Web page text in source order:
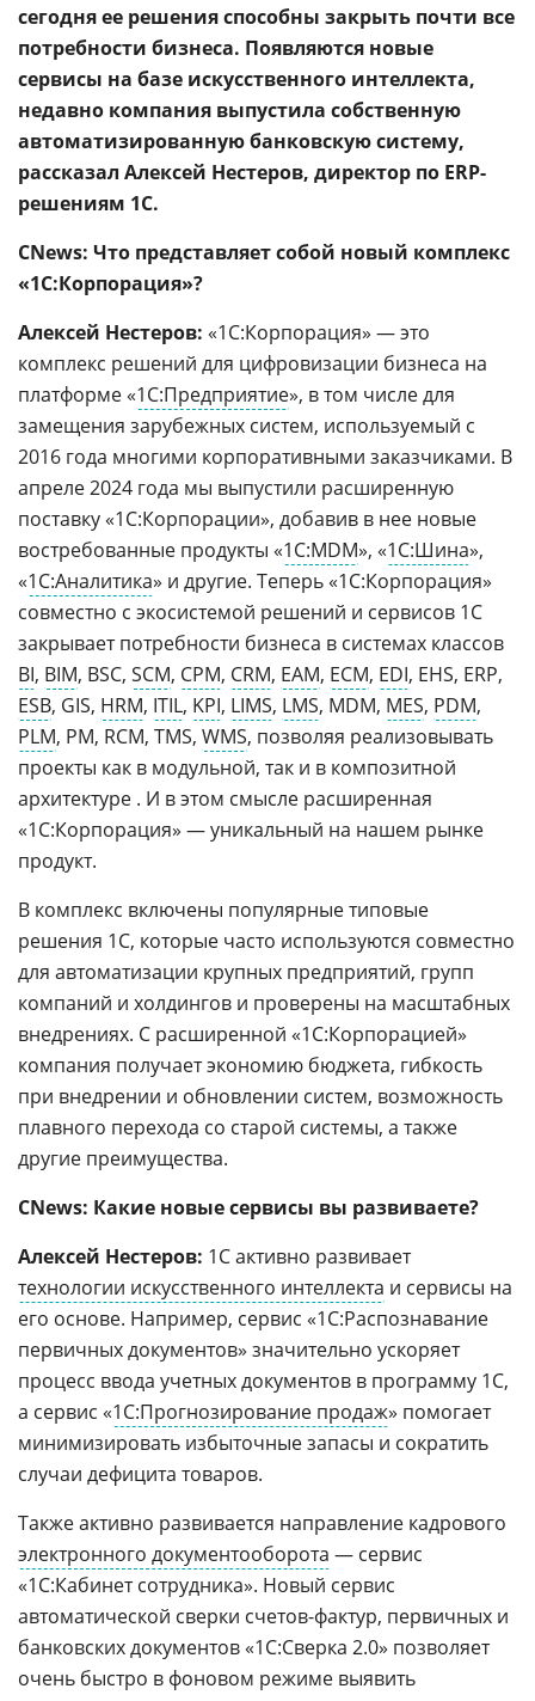
сегодня ее решения способны закрыть почти все
потребности бизнеса. Появляются новые
сервисы на базе искусственного интеллекта,
недавно компания выпустила собственную
автоматизированную банковскую систему,
рассказал Алексей Нестеров, директор по ERP-
решениям 1С.
CNews: Что представляет собой новый комплекс
«1С:Корпорация»?
Алексей Нестеров: «1С:Корпорация» — это
комплекс решений для цифровизации бизнеса на
платформе «1С:Предприятие», в том числе для
замещения зарубежных систем, используемый с
2016 года многими корпоративными заказчиками. В
апреле 2024 года мы выпустили расширенную
поставку «1С:Корпорации», добавив в нее новые
востребованные продукты «1С:MDM», «1С:Шина»,
«1С:Аналитика» и другие. Теперь «1С:Корпорация»
совместно с экосистемой решений и сервисов 1С
закрывает потребности бизнеса в системах классов
BI, BIM, BSC, SCM, CPM, CRM, EAM, ECM, EDI, EHS, ERP,
ESB, GIS, HRM, ITIL, KPI, LIMS, LMS, MDM, MES, PDM,
PLM, PM, RCM, TMS, WMS, позволяя реализовывать
проекты как в модульной, так и в композитной
архитектуре . И в этом смысле расширенная
«1С:Корпорация» — уникальный на нашем рынке
продукт.
В комплекс включены популярные типовые
решения 1С, которые часто используются совместно
для автоматизации крупных предприятий, групп
компаний и холдингов и проверены на масштабных
внедрениях. С расширенной «1С:Корпорацией»
компания получает экономию бюджета, гибкость
при внедрении и обновлении систем, возможность
плавного перехода со старой системы, а также
другие преимущества.
CNews: Какие новые сервисы вы развиваете?
Алексей Нестеров: 1С активно развивает
технологии искусственного интеллекта и сервисы на
его основе. Например, сервис «1С:Распознавание
первичных документов» значительно ускоряет
процесс ввода учетных документов в программу 1С,
а сервис «1С:Прогнозирование продаж» помогает
минимизировать избыточные запасы и сократить
случаи дефицита товаров.
Также активно развивается направление кадрового
электронного документооборота — сервис
«1С:Кабинет сотрудника». Новый сервис
автоматической сверки счетов-фактур, первичных и
банковских документов «1С:Сверка 2.0» позволяет
очень быстро в фоновом режиме выявить